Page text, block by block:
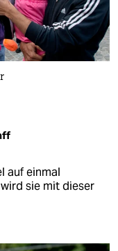
auf einmal
sie mit dieser